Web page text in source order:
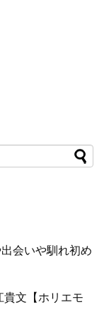
会いや馴れ初め
貴文【ホリエモ